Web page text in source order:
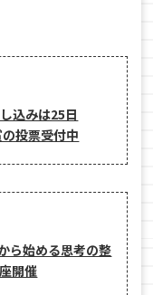
込みは25日
投票受付中
ら始める思考の整
開催